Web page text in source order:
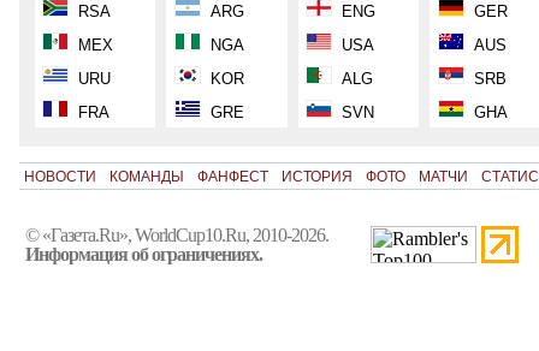
RSA
MEX
URU
FRA
ARG
NGA
KOR
GRE
ENG
USA
ALG
SVN
GER
AUS
SRB
GHA
НОВОСТИ КОМАНДЫ ФАНФЕСТ ИСТОРИЯ ФОТО МАТЧИ
© «Газета.Ru», WorldCup10.Ru, 2010-2026.
Информация об ограничениях.